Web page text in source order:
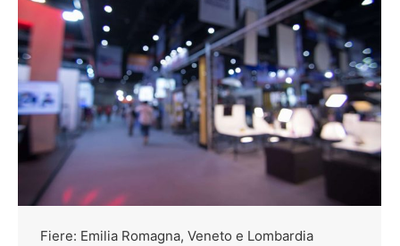
Fiere: Emilia Romagna, Veneto e Lombardia